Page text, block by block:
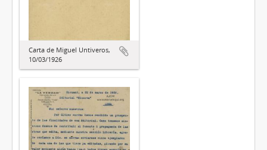
Carta de Miguel Untiveros,
10/03/1926